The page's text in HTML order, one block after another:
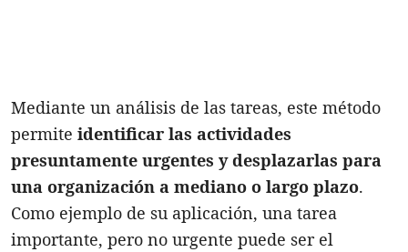
Mediante un análisis de las tareas, este método
permite identificar las actividades
presuntamente urgentes y desplazarlas para
una organización a mediano o largo plazo.
Como ejemplo de su aplicación, una tarea
importante, pero no urgente puede ser el